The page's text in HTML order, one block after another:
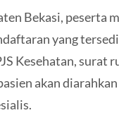
Bekasi, peserta
yang
Kesehatan, surat
akan